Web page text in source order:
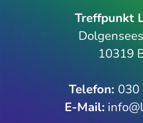
Treffpunkt
10319
Telefon­: 030
E-Mail: